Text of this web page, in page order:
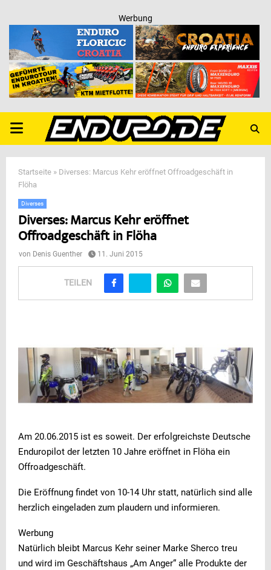
Werbung
PRIMARY
MENU
Startseite » Diverses: Marcus Kehr eröffnet Offroadgeschäft in
Flöha
Diverses
Diverses: Marcus Kehr eröffnet
Offroadgeschäft in Flöha
von Denis Guenther 11. Juni 2015
TEILEN
Am 20.06.2015 ist es soweit. Der erfolgreichste Deutsche
Enduropilot der letzten 10 Jahre eröffnet in Flöha ein
Offroadgeschäft.
Die Eröffnung findet von 10-14 Uhr statt, natürlich sind alle
herzlich eingeladen zum plaudern und informieren.
Werbung
Natürlich bleibt Marcus Kehr seiner Marke Sherco treu
und wird im Geschäftshaus „Am Anger“ alle Produkte der